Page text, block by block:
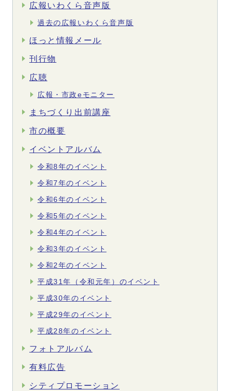
広報いわくら音声版
過去の広報いわくら音声版
ほっと情報メール
刊行物
広聴
広報・市政eモニター
まちづくり出前講座
市の概要
イベントアルバム
令和8年のイベント
令和7年のイベント
令和6年のイベント
令和5年のイベント
令和4年のイベント
令和3年のイベント
令和2年のイベント
平成31年（令和元年）のイベント
平成30年のイベント
平成29年のイベント
平成28年のイベント
フォトアルバム
有料広告
シティプロモーション